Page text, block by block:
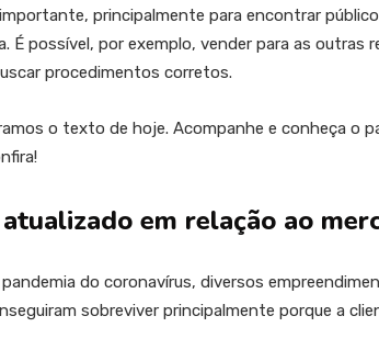
principalmente para encontrar
É possível, por exemplo, vender para as outras
procedimentos corretos.
o texto de hoje. Acompanhe e conheça o
em relação ao
do coronavírus, diversos
sobreviver principalmente porque a